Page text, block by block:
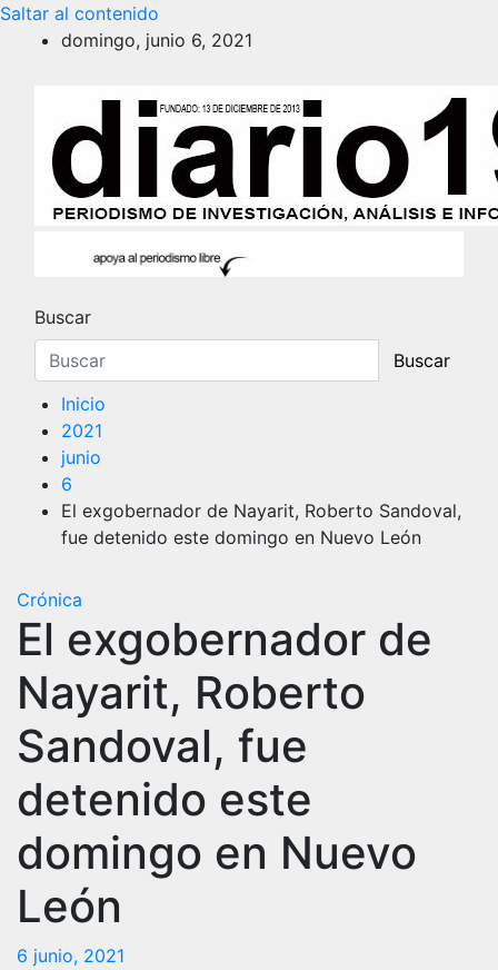
Saltar al contenido
domingo, junio 6, 2021
diario19.com
Buscar
Buscar
Inicio
2021
junio
6
El exgobernador de Nayarit, Roberto Sandoval,
fue detenido este domingo en Nuevo León
Crónica
El exgobernador de
Nayarit, Roberto
Sandoval, fue
detenido este
domingo en Nuevo
León
6 junio, 2021